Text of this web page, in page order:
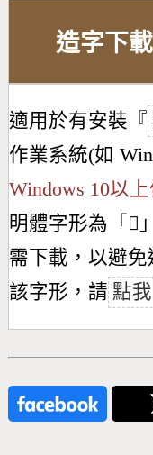
造字下載
適用於有安裝『
作業系統(如
Windows 10以
明體字形為「 𣁝
需下載，以避
該字形，請 點我